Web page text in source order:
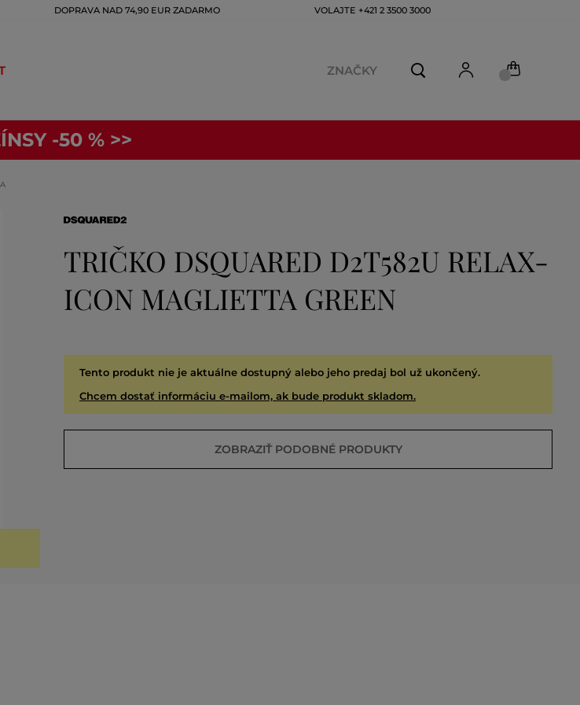
DOPRAVA NAD 74,90 EUR ZADARMO VOLAJTE +421 2 3500 3000
ZNAČKY
-50 % >>
TRIČKO DSQUARED D2T582U RELAX-
ICON MAGLIETTA GREEN
Tento produkt nie je aktuálne dostupný alebo jeho predaj bol už ukončený.
Chcem dostať informáciu e-mailom, ak bude produkt skladom.
ZOBRAZIŤ PODOBNÉ PRODUKTY